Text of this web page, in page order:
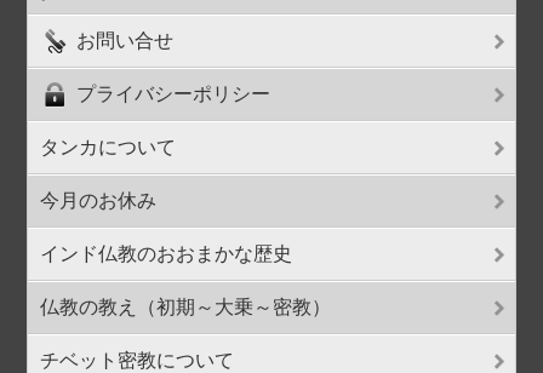
お問い合せ
プライバシーポリシー
タンカについて
今月のお休み
インド仏教のおおまかな歴史
仏教の教え（初期～大乗～密教）
チベット密教について